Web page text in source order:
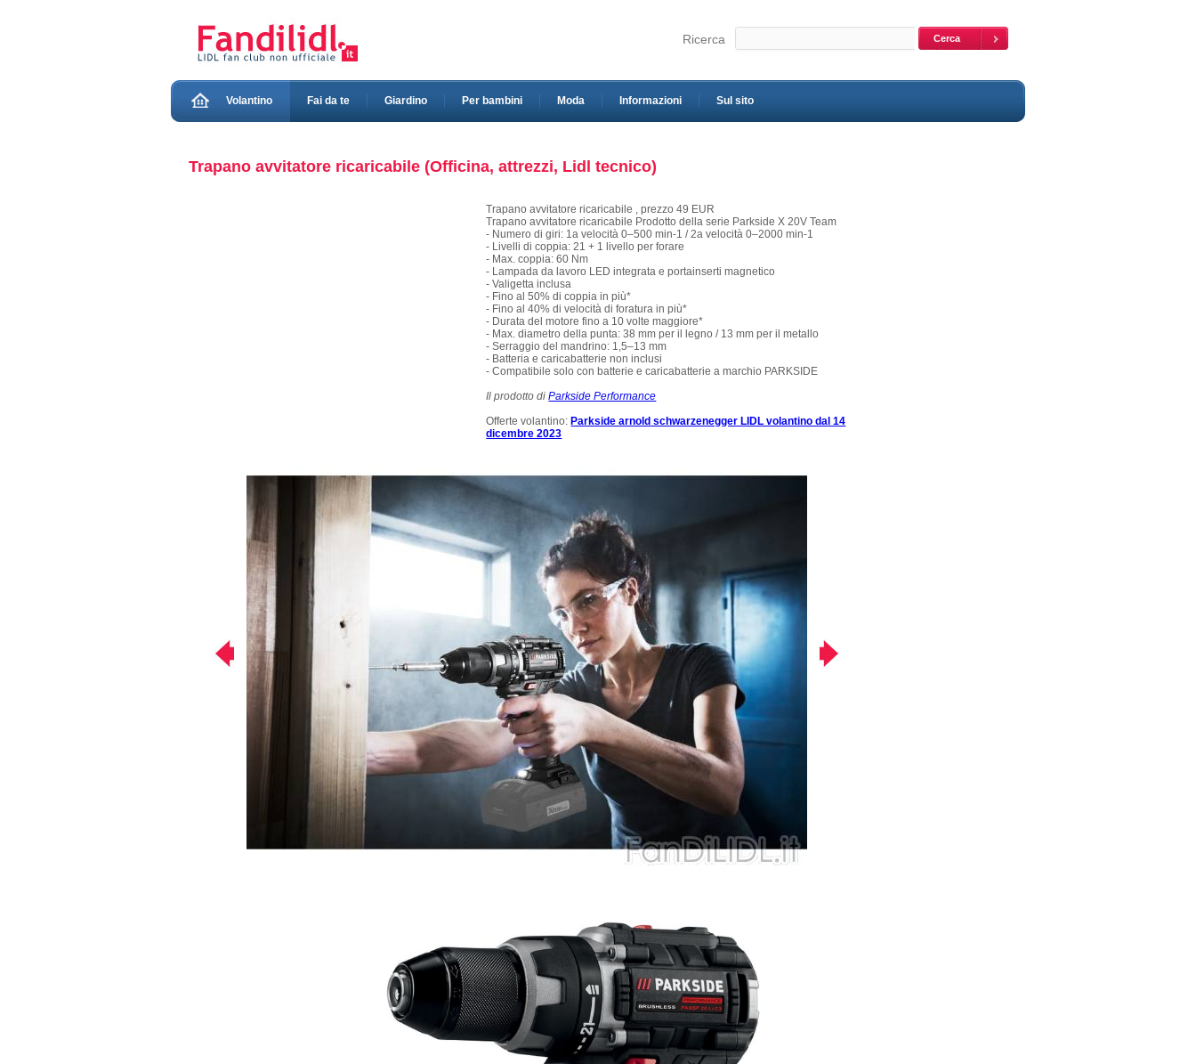
Ricerca
Volantino Fai da te Giardino Per bambini Moda Informazioni Sul sito
Trapano avvitatore ricaricabile (Officina, attrezzi, Lidl tecnico)
Trapano avvitatore ricaricabile , prezzo 49 EUR
Trapano avvitatore ricaricabile Prodotto della serie Parkside X 20V Team
- Numero di giri: 1a velocità 0–500 min-1 / 2a velocità 0–2000 min-1
- Livelli di coppia: 21 + 1 livello per forare
- Max. coppia: 60 Nm
- Lampada da lavoro LED integrata e portainserti magnetico
- Valigetta inclusa
- Fino al 50% di coppia in più*
- Fino al 40% di velocità di foratura in più*
- Durata del motore fino a 10 volte maggiore*
- Max. diametro della punta: 38 mm per il legno / 13 mm per il metallo
- Serraggio del mandrino: 1,5–13 mm
- Batteria e caricabatterie non inclusi
- Compatibile solo con batterie e caricabatterie a marchio PARKSIDE
Il prodotto diParkside Performance
Offerte volantino: Parkside arnold schwarzenegger LIDL volantino dal 14
dicembre 2023